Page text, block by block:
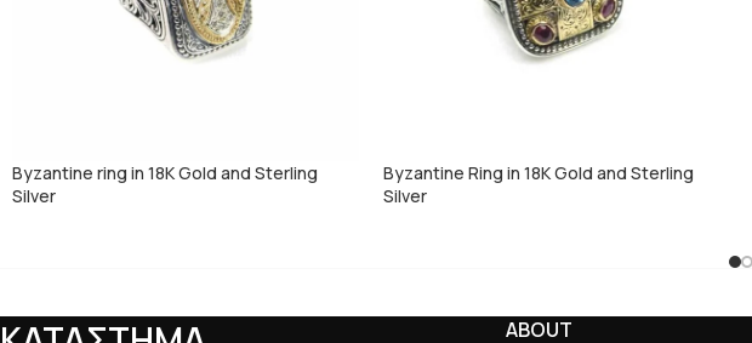
Byzantine ring in 18K Gold and Sterling
Silver
Byzantine Ring in 18K Gold and Sterling
Silver
ABOUT